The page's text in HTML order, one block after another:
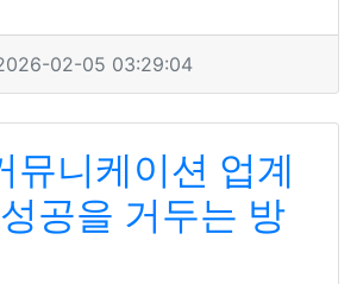
02-05 03:29:04
뮤니케이션 업계
공을 거두는 방